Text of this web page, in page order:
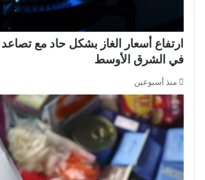
ارتفاع أسعار الغاز بشكل حاد مع تصاعد
في الشرق الأوسط
منذ أسبوعين